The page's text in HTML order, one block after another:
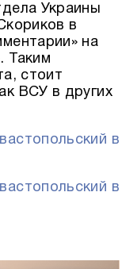
Украины
в
на
Таким
стоит
ВСУ в других
в
в